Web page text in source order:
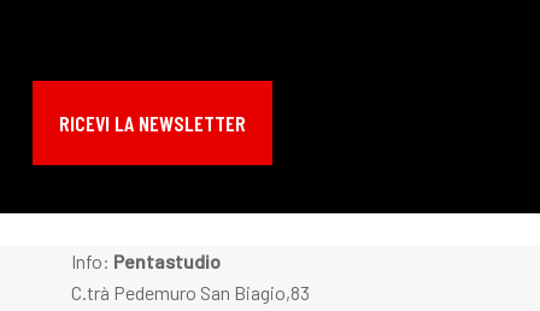
RICEVI LA NEWSLETTER
Info: Pentastudio
C.trà Pedemuro San Biagio,83